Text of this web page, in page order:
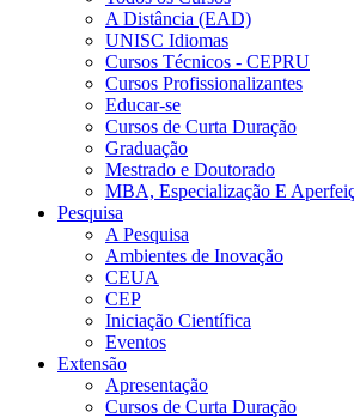
A Distância (EAD)
UNISC Idiomas
Cursos Técnicos - CEPRU
Cursos Profissionalizantes
Educar-se
Cursos de Curta Duração
Graduação
Mestrado e Doutorado
MBA, Especialização E
Pesquisa
A Pesquisa
Ambientes de Inovação
CEUA
CEP
Iniciação Científica
Eventos
Extensão
Apresentação
Cursos de Curta Duração